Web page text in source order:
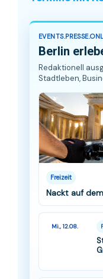
Berlin
Redaktionell
Stadtleben,
Freizeit
Nackt auf
Mi., 12.08.